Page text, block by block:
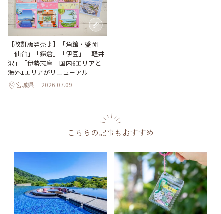
【改訂版発売♪】「角館・盛岡」
「仙台」「鎌倉」「伊豆」「軽井
沢」「伊勢志摩」国内6エリアと
海外1エリアがリニューアル
宮城県 2026.07.09
こちらの記事もおすすめ